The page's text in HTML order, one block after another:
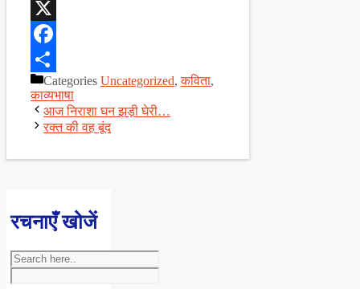
WhatsApp
X
Facebook
ShareCategories Uncategorized,कविता,
काव्यभाषा
आज निराशा घन झड़ी घेरी…
रक्त की वह बूंद
रचनाएँ खोजें